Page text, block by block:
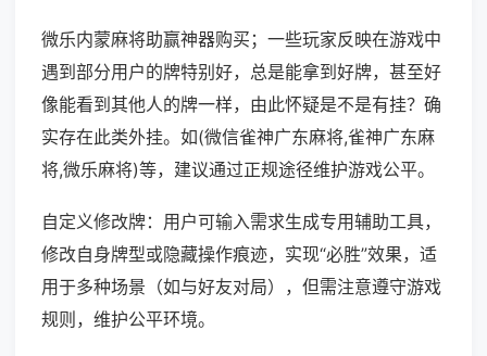
微乐内蒙麻将助赢神器购买；一些玩家反映在游戏中
遇到部分用户的牌特别好，总是能拿到好牌，甚至好
像能看到其他人的牌一样，由此怀疑是不是有挂？确
实存在此类外挂。如(微信雀神广东麻将,雀神广东麻
将,微乐麻将)等，建议通过正规途径维护游戏公平。
自定义修改牌：用户可输入需求生成专用辅助工具，
修改自身牌型或隐藏操作痕迹，实现“必胜”效果，适
用于多种场景（如与好友对局），但需注意遵守游戏
规则，维护公平环境。